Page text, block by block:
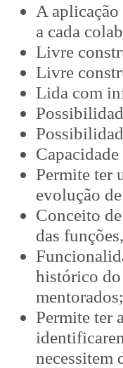
A
a cada
Livre
Livre
Lida com
Permite ter
evolução
Conceito
das
histórico do
mentorados;
Permite ter
necessitem